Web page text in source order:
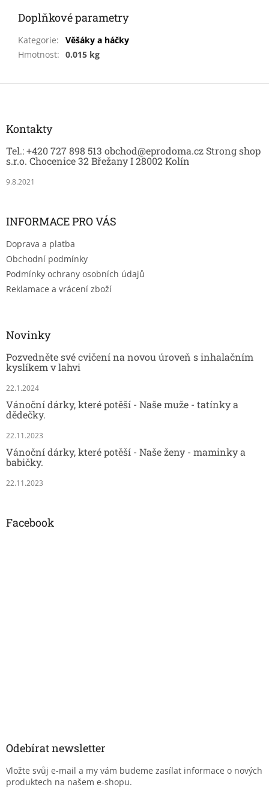
Doplňkové parametry
Kategorie:
Věšáky a háčky
Hmotnost: 0.015 kg
Z
Kontakty
Tel.: +420 727 898 513 obchod@eprodoma.cz Strong shop
s.r.o. Chocenice 32 Břežany I 28002 Kolín
9.8.2021
INFORMACE PRO VÁS
Doprava a platba
Obchodní podmínky
Podmínky ochrany osobních údajů
Reklamace a vrácení zboží
Novinky
Pozvedněte své cvičení na novou úroveň s inhalačním
kyslíkem v lahvi
22.1.2024
Vánoční dárky, které potěší - Naše muže - tatínky a
dědečky.
22.11.2023
Vánoční dárky, které potěší - Naše ženy - maminky a
babičky.
22.11.2023
Facebook
Odebírat newsletter
Vložte svůj e-mail a my vám budeme zasílat informace o nových
produktech na našem e-shopu.